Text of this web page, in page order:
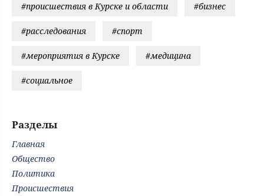
#происшествия в Курске и области #бизнес
#расследования #спорт
#мероприятия в Курске #медицина
#социальное
Разделы
Главная
Общество
Политика
Происшествия